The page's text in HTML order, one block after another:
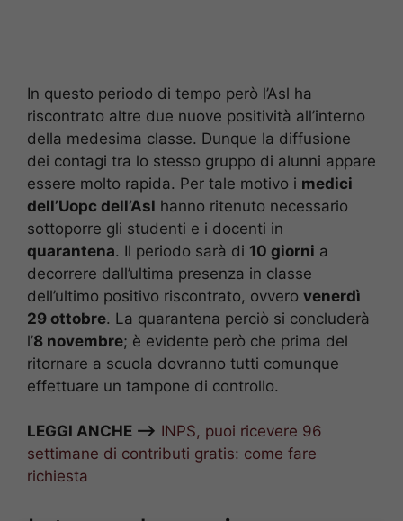
In questo periodo di tempo però l’Asl ha
riscontrato altre due nuove positività all’interno
della medesima classe. Dunque la diffusione
dei contagi tra lo stesso gruppo di alunni appare
essere molto rapida. Per tale motivo i medici
dell’Uopc dell’Asl hanno ritenuto necessario
sottoporre gli studenti e i docenti in
quarantena. Il periodo sarà di 10 giorni a
decorrere dall’ultima presenza in classe
dell’ultimo positivo riscontrato, ovvero venerdì
29 ottobre. La quarantena perciò si concluderà
l’8 novembre; è evidente però che prima del
ritornare a scuola dovranno tutti comunque
effettuare un tampone di controllo.
LEGGI ANCHE —> INPS, puoi ricevere 96
settimane di contributi gratis: come fare
richiesta